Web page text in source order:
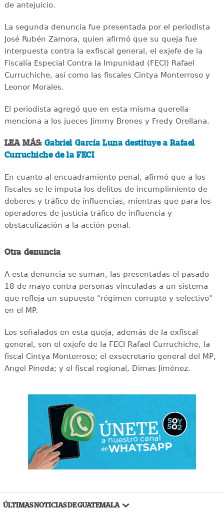
de antejuicio.
La segunda denuncia fue presentada por el periodista
José Rubén Zamora, quien afirmó que su queja fue
interpuesta contra la exfiscal general, el exjefe de la
Fiscalía Especial Contra la Impunidad (FECI) Rafael
Curruchiche, así como las fiscales Cintya Monterroso y
Leonor Morales.
El periodista agregó que en esta misma querella
menciona a los jueces Jimmy Brenes y Fredy Orellana.
LEA MÁS: Gabriel García Luna destituye a Rafael
Curruchiche de la FECI
En cuanto al encuadramiento penal, afirmó que a los
fiscales se le imputa los delitos de incumplimiento de
deberes y tráfico de influencias, mientras que para los
operadores de justicia tráfico de influencia y
obstaculización a la acción penal.
Otra denuncia
A esta denuncia se suman, las presentadas el pasado
18 de mayo contra personas vinculadas a un sistema
que refleja un supuesto "régimen corrupto y selectivo"
en el MP.
Los señalados en esta queja, además de la exfiscal
general, son el exjefe de la FECI Rafael Curruchiche, la
fiscal Cintya Monterroso; el exsecretario general del MP,
Angel Pineda; y el fiscal regional, Dimas Jiménez.
ÚLTIMAS NOTICIAS DE GUATEMALA